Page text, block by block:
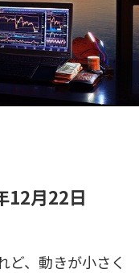
12月22日
ど、動きが小さく